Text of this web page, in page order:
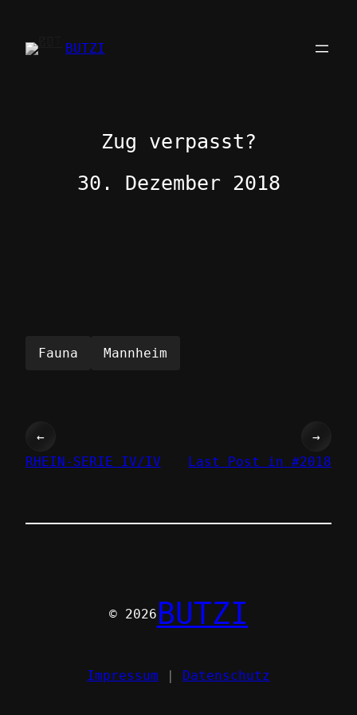
springenBUTZI
Zug verpasst?
30. Dezember 2018
Fauna Mannheim
←
RHEIN-SERIE IV/IV
Last Post in #2018
→
© 2026 BUTZI
Impressum Datenschutz